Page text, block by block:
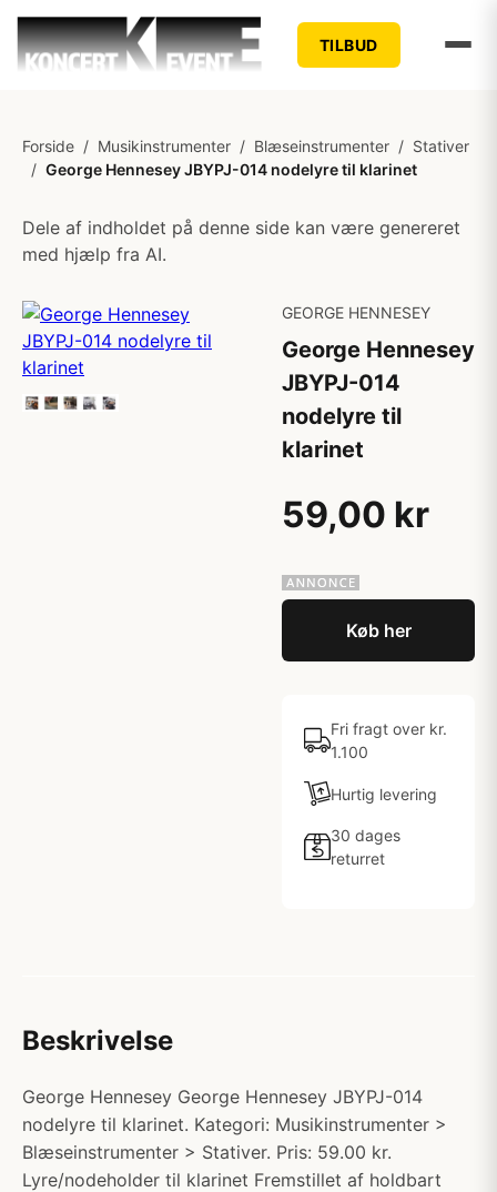
TILBUD
Forside / Musikinstrumenter / Blæseinstrumenter / Stativer
/ George Hennesey JBYPJ-014 nodelyre til klarinet
Dele af indholdet på denne side kan være genereret
med hjælp fra AI.
GEORGE HENNESEY
George Hennesey
JBYPJ-014
nodelyre til
klarinet
59,00 kr
Køb her
Fri fragt over kr.
1.100
Hurtig levering
30 dages
returret
Beskrivelse
George Hennesey George Hennesey JBYPJ-014
nodelyre til klarinet. Kategori: Musikinstrumenter >
Blæseinstrumenter > Stativer. Pris: 59.00 kr.
Lyre/nodeholder til klarinet Fremstillet af holdbart